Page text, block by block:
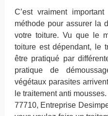
C’est vraiment
méthode pour assurer la
votre toiture. Vu que le
toiture est dépendant, le
être pratiqué par
pratique de
végétaux parasites
le traitement anti
77710, Entreprise